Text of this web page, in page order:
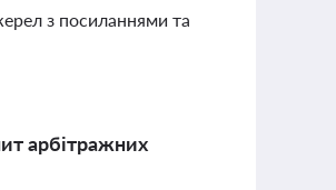
з посиланнями та
арбітражних